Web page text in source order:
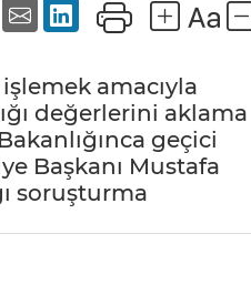
amacıyla
değerlerini aklama
geçici
Başkanı Mustafa
soruşturma